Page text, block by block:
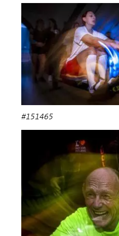
#151465